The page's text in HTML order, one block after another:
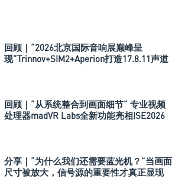
回顾｜“2026北京国际音响展巅峰呈
现”Trinnov+SIM2+Aperion打造17.8.11声道
回顾｜“从系统整合到画面细节“ 专业视频
处理器madVR Labs全新功能亮相ISE2026
分享｜“为什么我们还需要蓝光机？”当画面
尺寸被放大，信号源的重要性才真正显现